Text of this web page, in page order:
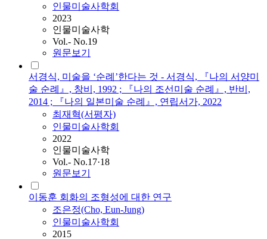
인물미술사학회
2023
인물미술사학
Vol.- No.19
원문보기
서경식, 미술을 ‘순례’한다는 것 - 서경식, 『나의 서양미
술 순례』, 창비, 1992 ; 『나의 조선미술 순례』, 반비,
2014 ; 『나의 일본미술 순례』, 연립서가, 2022
최재혁(서평자)
인물미술사학회
2022
인물미술사학
Vol.- No.17·18
원문보기
이동훈 회화의 조형성에 대한 연구
조은정(Cho, Eun-Jung)
인물미술사학회
2015